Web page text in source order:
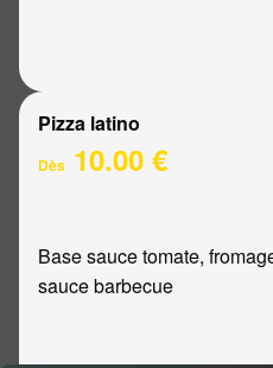
Pizza latino
Dès 10.00 €
Base sauce tomate,
sauce barbecue